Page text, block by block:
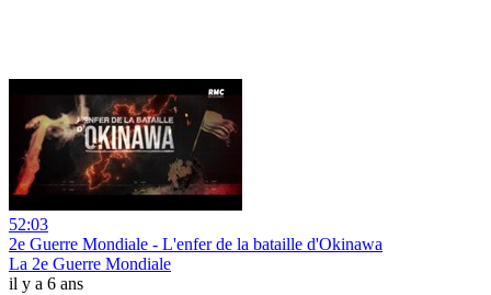
52:03
2e Guerre Mondiale - L'enfer de la bataille d'Okinawa
La 2e Guerre Mondiale
il y a 6 ans